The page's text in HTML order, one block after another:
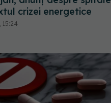
crizei energetice
15:24